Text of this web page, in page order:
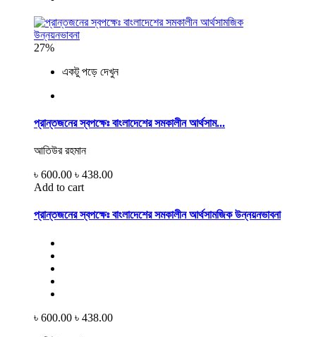
27%
একটু পড়ে দেখুন
প্রান্তজনের স্বপক্ষেঃ বাংলাদেশের সমকালীন আর্থসাম...
আতিউর রহমান
৳ 600.00 ৳ 438.00
Add to cart
প্রান্তজনের স্বপক্ষেঃ বাংলাদেশের সমকালীন আর্থসামজিক উন্নয়নভাবনা
৳ 600.00 ৳ 438.00